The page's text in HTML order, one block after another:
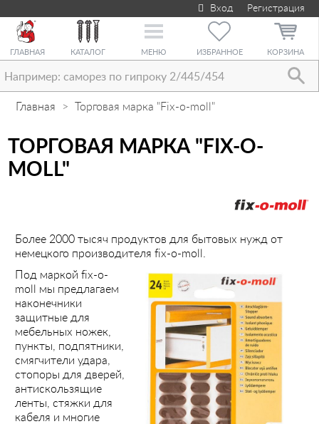
Вход Регистрация
ГЛАВНАЯ КАТАЛОГ
Toggle
МЕНЮ ИЗБРАННОЕ КОРЗИНА
Главная Торговая марка "Fix-o-moll"
ТОРГОВАЯ МАРКА "FIX-O-
MOLL"
Более 2000 тысяч продуктов для бытовых нужд от
немецкого производителя fix-o-moll.
Под маркой fix-o-
moll мы предлагаем
наконечники
защитные для
мебельных ножек,
пункты, подпятники,
смягчители удара,
стопоры для дверей,
антискользящие
ленты, стяжки для
кабеля и многие